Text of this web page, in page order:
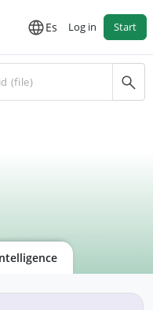
Es Log in Start